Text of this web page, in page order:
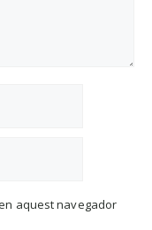
aquest navegador